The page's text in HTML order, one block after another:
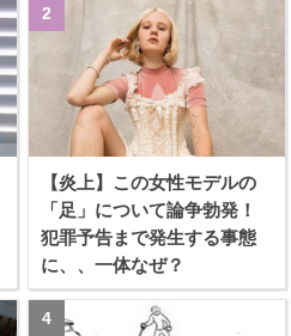
【炎上】この女性モデルの
「足」について論争勃発！
犯罪予告まで発生する事態
に、、一体なぜ？